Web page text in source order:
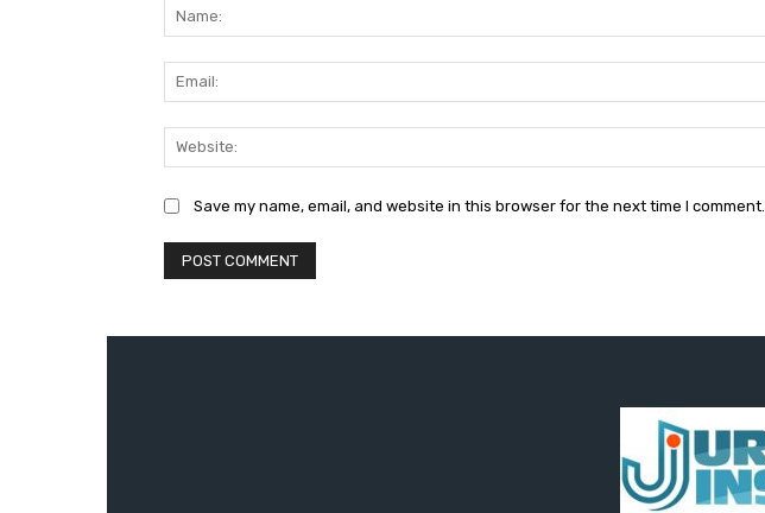
Save my name, email, and website in this browser for the next time I comment.